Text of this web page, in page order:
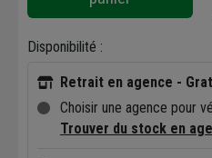
Disponibilité :
Retrait en agence -
Choisir une agence pour
Trouver du stock en